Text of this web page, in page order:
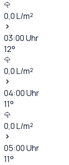
0,0L/m²
03:00Uhr
12°
0,0L/m²
04:00Uhr
11°
0,0L/m²
05:00Uhr
11°